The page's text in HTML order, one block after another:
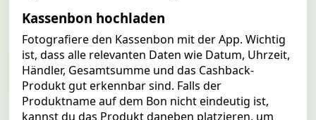
Kassenbon hochladen
Fotografiere den Kassenbon mit der App. Wichtig
ist, dass alle relevanten Daten wie Datum, Uhrzeit,
Händler, Gesamtsumme und das Cashback-
Produkt gut erkennbar sind. Falls der
Produktname auf dem Bon nicht eindeutig ist,
kannst du das Produkt daneben platzieren, um